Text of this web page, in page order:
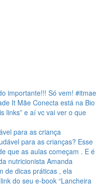
para as criança